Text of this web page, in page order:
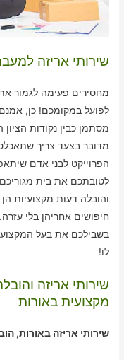
שירותי אריזה
מחסירים פעימה לגמור
לפועל במקומכם! כן,
מסתמן כבין נקודות
מדובר בצעד צריך
הפרוייקט לבני אדם
לטובתכם את בית
והובלה דעות מקצועיות
חיפושים אחריהן בלי
בשבילכם את בעל המקצוע
לו!
שירותי אריזה
מקצועית באורות
שירותי אריזה באורות,